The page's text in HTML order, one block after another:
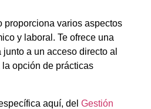
proporciona varios aspectos
y laboral. Te ofrece una
a un acceso directo al
opción de prácticas
aquí, del Gestión